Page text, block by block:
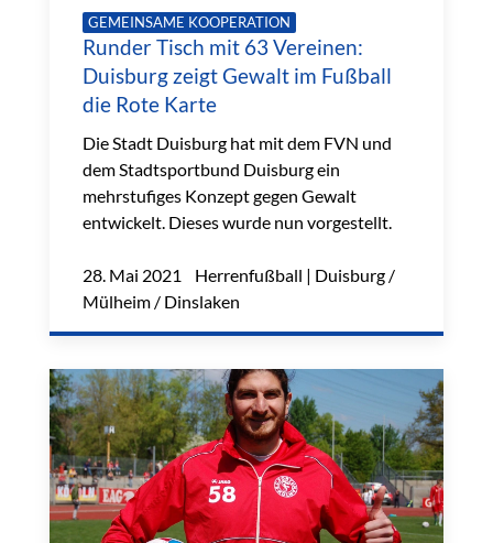
GEMEINSAME KOOPERATION
Runder Tisch mit 63 Vereinen:
Duisburg zeigt Gewalt im Fußball
die Rote Karte
Die Stadt Duisburg hat mit dem FVN und
dem Stadtsportbund Duisburg ein
mehrstufiges Konzept gegen Gewalt
entwickelt. Dieses wurde nun vorgestellt.
28. Mai 2021 Herrenfußball | Duisburg /
Mülheim / Dinslaken